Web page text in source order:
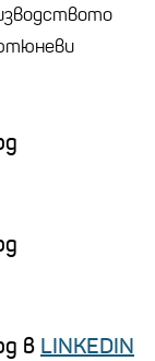
в LINKEDIN